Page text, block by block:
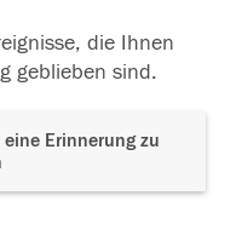
die Ihnen
geblieben sind.
Erinnerung zu